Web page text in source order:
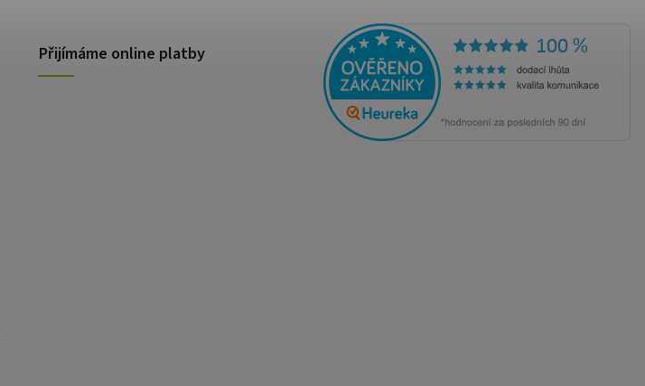
Přijímáme online platby